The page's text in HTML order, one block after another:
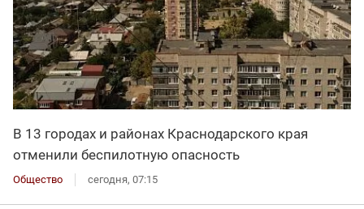
В 13 городах и районах Краснодарского края
отменили беспилотную опасность
Общество сегодня, 07:15